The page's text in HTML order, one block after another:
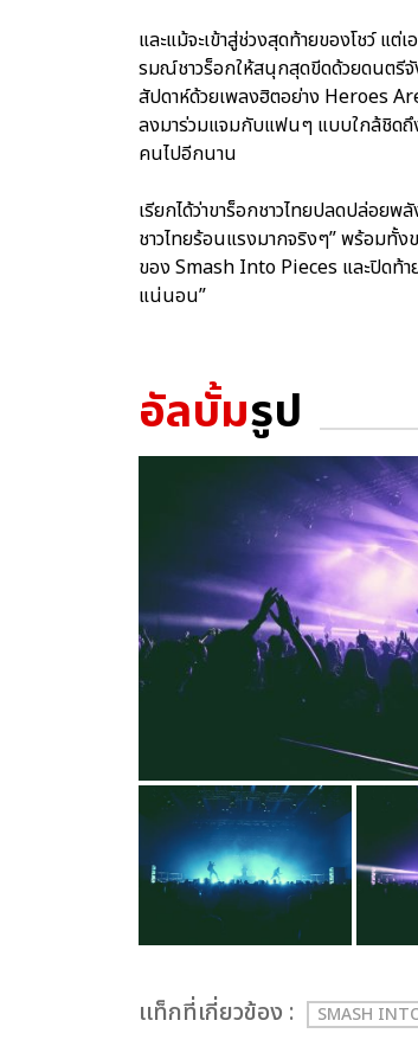
และแม้จะเข้าสู่ช่วงสุดท้ายของโชว์
รมณ์ชาวร็อกให้สนุกสุดขีดด้วยดนตรีจั
สัปดาห์ด้วยเพลงฮิตอย่าง Heroes
ลงมาร่วมแจมกับแฟนๆ แบบใกล้ชิดถึ
คนไปอีกนาน
เรียกได้ว่าขาร็อกชาวไทยปลดปล่อ
ชาวไทยร้อนแรงมากจริงๆ” พร้อมทั้
ของ Smash Into Pieces และปิดท้า
แน่นอน”
อัลบั้มรูป
เเท็กที่เกี่ยวข้อง : SMASH